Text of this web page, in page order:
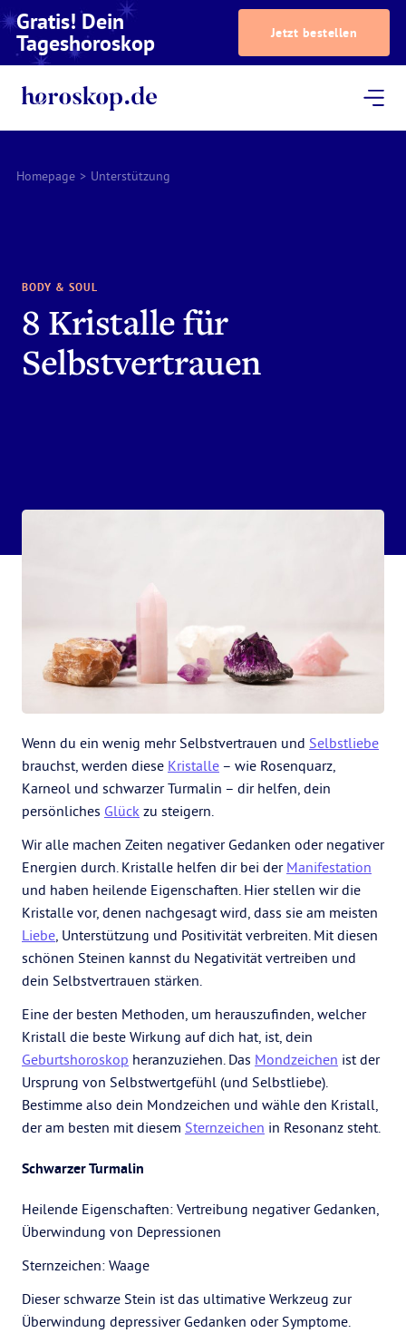
Gratis! Dein
Tageshoroskop Jetzt bestellen
Homepage > Unterstützung
BODY & SOUL
8 Kristalle für
Selbstvertrauen
Wenn du ein wenig mehr Selbstvertrauen und Selbstliebe
brauchst, werden diese Kristalle – wie Rosenquarz,
Karneol und schwarzer Turmalin – dir helfen, dein
persönliches Glück zu steigern.
Wir alle machen Zeiten negativer Gedanken oder negativer
Energien durch. Kristalle helfen dir bei der Manifestation
und haben heilende Eigenschaften. Hier stellen wir die
Kristalle vor, denen nachgesagt wird, dass sie am meisten
Liebe, Unterstützung und Positivität verbreiten. Mit diesen
schönen Steinen kannst du Negativität vertreiben und
dein Selbstvertrauen stärken.
Eine der besten Methoden, um herauszufinden, welcher
Kristall die beste Wirkung auf dich hat, ist, dein
Geburtshoroskop heranzuziehen. Das Mondzeichen ist der
Ursprung von Selbstwertgefühl (und Selbstliebe).
Bestimme also dein Mondzeichen und wähle den Kristall,
der am besten mit diesem Sternzeichen in Resonanz steht.
Schwarzer Turmalin
Heilende Eigenschaften: Vertreibung negativer Gedanken,
Überwindung von Depressionen
Sternzeichen: Waage
Dieser schwarze Stein ist das ultimative Werkzeug zur
Überwindung depressiver Gedanken oder Symptome.